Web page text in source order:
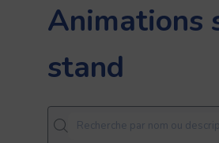
Animations
stand